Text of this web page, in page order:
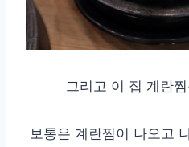
그리고 이 집 계란
보통은 계란찜이 나오고